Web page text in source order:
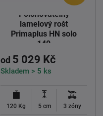
Polohovatelný
lamelový rošt
Primaplus HN solo
140
od 5 029 Kč
Skladem > 5 ks
120 Kg 5 cm 3 zóny